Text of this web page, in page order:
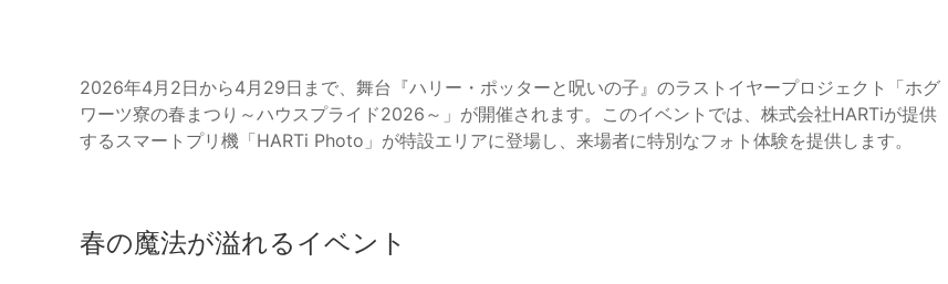
2026年4月2日から4月29日まで、舞台『ハリー・ポッターと呪いの子』のラストイヤープロジェクト「ホグ
ワーツ寮の春まつり～ハウスプライド2026～」が開催されます。このイベントでは、株式会社HARTiが提供
するスマートプリ機「HARTi Photo」が特設エリアに登場し、来場者に特別なフォト体験を提供します。
春の魔法が溢れるイベント